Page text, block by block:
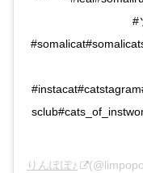
#
りんぽぽ♪